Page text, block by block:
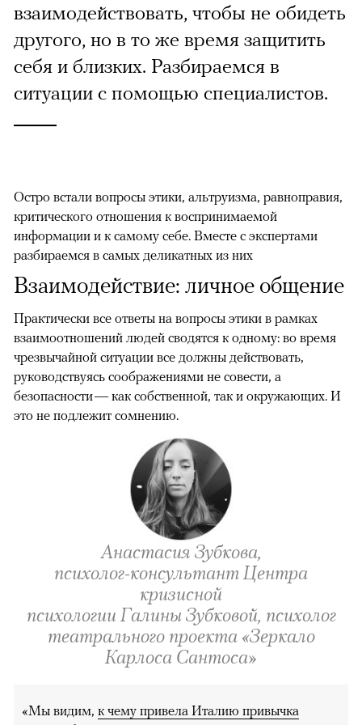
взаимодействовать, чтобы не обидеть
другого, но в то же время защитить
себя и близких. Разбираемся в
ситуации с помощью специалистов.
Остро встали вопросы этики, альтруизма, равноправия,
критического отношения к воспринимаемой
информации и к самому себе. Вместе с экспертами
разбираемся в самых деликатных из них
Взаимодействие: личное общение
Практически все ответы на вопросы этики в рамках
взаимоотношений людей сводятся к одному: во время
чрезвычайной ситуации все должны действовать,
руководствуясь соображениями не совести, а
безопасности — как собственной, так и окружающих. И
это не подлежит сомнению.
Анастасия Зубкова,
психолог-консультант Центра
кризисной
психологии Галины Зубковой, психолог
театрального проекта «Зеркало
Карлоса Сантоса»
«Мы видим, к чему привела Италию привычка